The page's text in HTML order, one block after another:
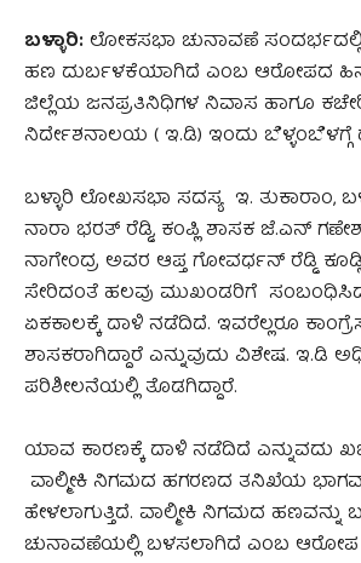
ಬಳ್ಳಾರಿ:ಲೋಕಸಭಾ ಚುನಾವಣೆ
ಹಣ ದುರ್ಬಳಕೆಯಾಗಿದೆ ಎಂಬ ಆರೋಪದ
ಜಿಲ್ಲೆಯ ಜನಪ್ರತಿನಿಧಿಗಳ ನಿವಾಸ ಹಾಗೂ
ನಿರ್ದೇಶನಾಲಯ ( ಇ.ಡಿ) ಇಂದು
ಬಳ್ಳಾರಿ ಲೋಖಸಭಾ ಸದಸ್ಯ ಇ. ತುಕಾರಾಂ,
ನಾರಾ ಭರತ್ ರೆಡ್ಡಿ, ಕಂಪ್ಲಿ ಶಾಸಕ ಜೆ.ಎನ್
ನಾಗೇಂದ್ರ ಅವರ ಆಪ್ತ ಗೋವರ್ಧನ್ ರೆಡ್ಡಿ
ಸೇರಿದಂತೆ ಹಲವು ಮುಖಂಡರಿಗೆ
ಏಕಕಾಲಕ್ಕೆ ದಾಳಿ ನಡೆದಿದೆ. ಇವರೆಲ್ಲರೂ
ಶಾಸಕರಾಗಿದ್ದಾರೆ ಎನ್ನುವುದು ವಿಶೇಷ. ಇ.ಡಿ
ಪರಿಶೀಲನೆಯಲ್ಲಿ ತೊಡಗಿದ್ದಾರೆ.
ಯಾವ ಕಾರಣಕ್ಕೆ ದಾಳಿ ನಡೆದಿದೆ ಎನ್ನುವದು
ವಾಲ್ಮೀಕಿ ನಿಗಮದ ಹಗರಣದ ತನಿಖೆಯ
ಹೇಳಲಾಗುತ್ತಿದೆ. ವಾಲ್ಮೀಕಿ ನಿಗಮದ ಹಣವನ್ನು
ಚುನಾವಣೆಯಲ್ಲಿ ಬಳಸಲಾಗಿದೆ ಎಂಬ ಆರೋಪ